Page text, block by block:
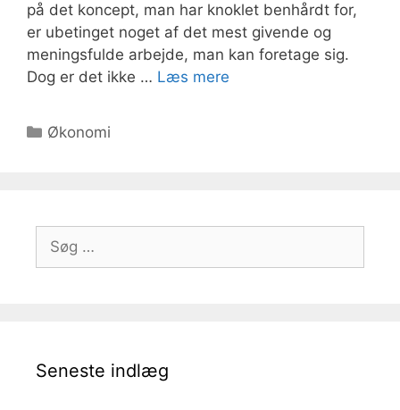
på det koncept, man har knoklet benhårdt for,
er ubetinget noget af det mest givende og
meningsfulde arbejde, man kan foretage sig.
Dog er det ikke … Læs mere
Kategorier
Økonomi
Søg
efter:
Seneste indlæg